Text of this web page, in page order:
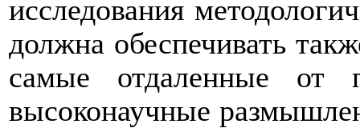
исследования
должна обеспечивать
самые отдаленные от
высоконаучные